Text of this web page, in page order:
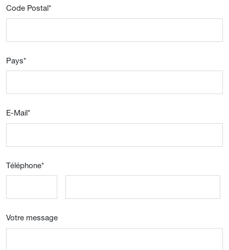
Code Postal*
Pays*
E-Mail*
Téléphone*
Votre message